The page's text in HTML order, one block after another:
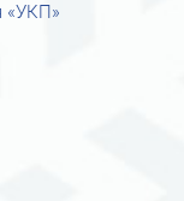
«УКП»